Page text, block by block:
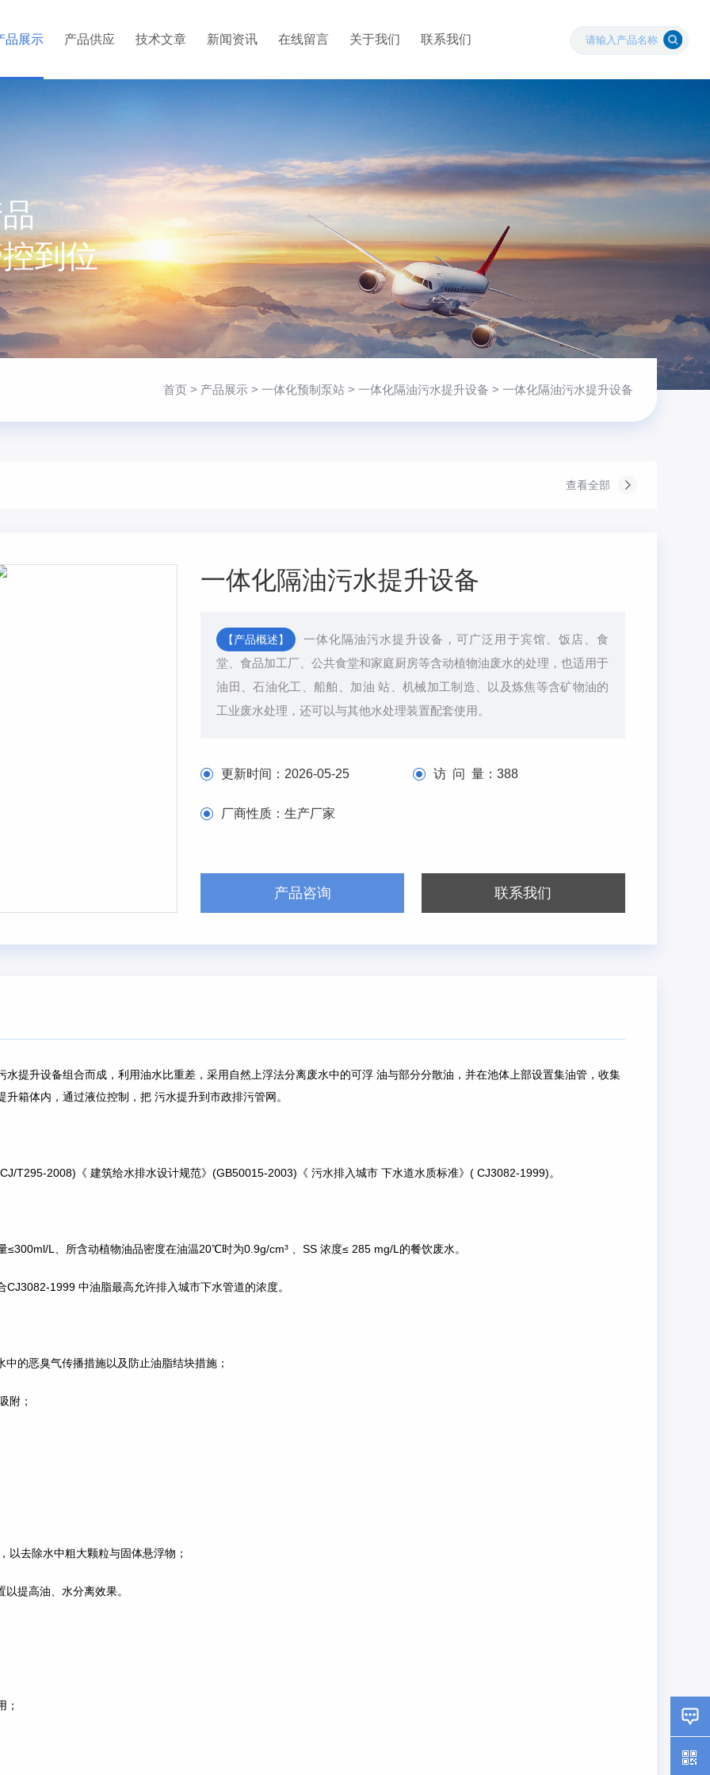
品展示 产品供应 技术文章 新闻资讯 在线留言 关于我们 联系我们
到位
首页 > 产品展示> 一体化预制泵站> 一体化隔油污水提升设备 > 一体化隔油污水提升设备
查看全部
一体化隔油污水提升设备
【产品概述】
一体化隔油污水提升设备，可广泛用于宾馆、饭店、食
堂、食品加工厂、公共食堂和家庭厨房等含动植物油废水的处理，也适用于
油田、石油化工、船舶、加油 站、机械加工制造、以及炼焦等含矿物油的
工业废水处理，还可以与其他水处理装置配套使用。
更新时间： 2026-05-25 访 问 量：388
厂商性质：生产厂家
产品咨询 联系我们
水提升设备组合而成，利用油水比重差，采用自然上浮法分离废水中的可浮 油与部分分散油，并在池体上部设置集油管，收集
箱体内，通过液位控制，把 污水提升到市政排污管网。
T295-2008)《 建筑给水排水设计规范》(GB50015-2003)《 污水排入城市 下水道水质标准》( CJ3082-1999)。
L、所含动植物油品密度在油温20℃时为0.9g/cm³ 、SS 浓度≤ 285 mg/L的餐饮废水。
1999 中油脂最高允许排入城市下水管道的浓度。
的恶臭气传播措施以及防止油脂结块措施；
附；
以去除水中粗大颗粒与固体悬浮物；
提高油、水分离效果。
；